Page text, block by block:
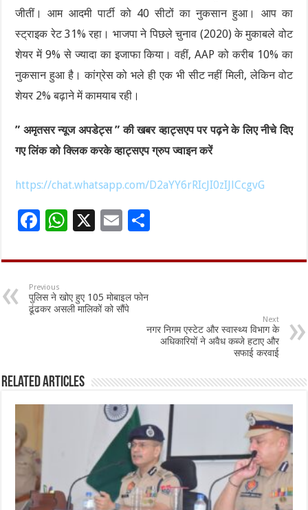
जीतीं। आम आदमी पार्टी को 40 सीटों का नुकसान हुआ। आप का
स्ट्राइक रेट 31% रहा। भाजपा ने पिछले चुनाव (2020) के मुकाबले वोट
शेयर में 9% से ज्यादा का इजाफा किया। वहीं, AAP को करीब 10% का
नुकसान हुआ है। कांग्रेस को भले ही एक भी सीट नहीं मिली, लेकिन वोट
शेयर 2% बढ़ाने में कामयाब रही।
” अमृतसर न्यूज अपडेट्स ” की खबर व्हाट्सएप पर पढ़ने के लिए नीचे दिए
गए लिंक को क्लिक करके व्हाट्सएप ग्रुप ज्वाइन करें
https://chat.whatsapp.com/D2aYY6rRIcJI0zIJlCcgvG
F
e
b
o
W
at
p
X
E
ai ar
Previous
पुलिस ने खोए हुए 105 मोबाइल फोन
ढूंढकर असली मालिकों को सौंपे
Next
नगर निगम एस्टेट और स्वास्थ्य विभाग के
अधिकारियों ने अवैध कब्जे हटाए और
सफाई करवाई
Related Articles